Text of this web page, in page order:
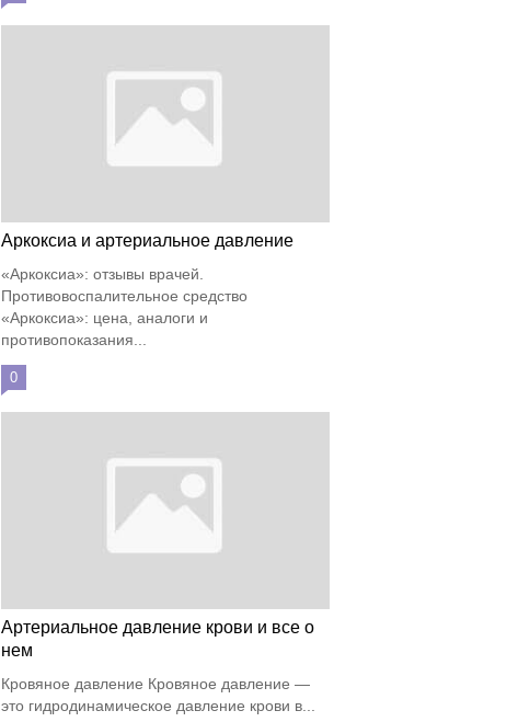
Аркоксиа и артериальное давление
«Аркоксиа»: отзывы врачей.
Противовоспалительное средство
«Аркоксиа»: цена, аналоги и
противопоказания...
0
Артериальное давление крови и все о
нем
Кровяное давление Кровяное давление —
это гидродинамическое давление крови в...